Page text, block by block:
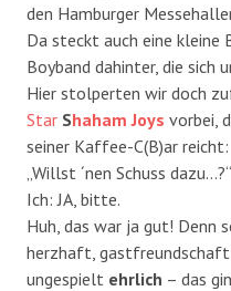
den Hamburger
Da steckt auch eine kleine
Boyband dahinter, die sich
Hier stolperten wir doch
Star Shaham Joys vorbei,
seiner Kaffee-C(B)ar reicht:
„Willst ´nen Schuss dazu…?“
Ich: JA, bitte.
Huh, das war ja gut! Denn
herzhaft,
ungespielt ehrlich – das